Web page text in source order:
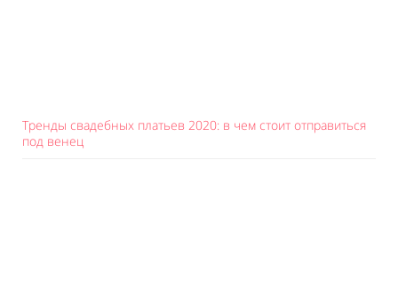
Тренды свадебных платьев 2020: в чем стоит отправиться
под венец